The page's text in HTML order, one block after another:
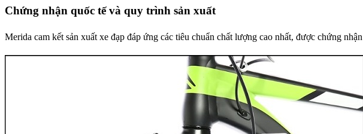
Chứng nhận quốc tế và quy trình sản xuất
Merida cam kết sản xuất xe đạp đáp ứng các tiêu chuẩn chất lượng cao nhất, được chứng